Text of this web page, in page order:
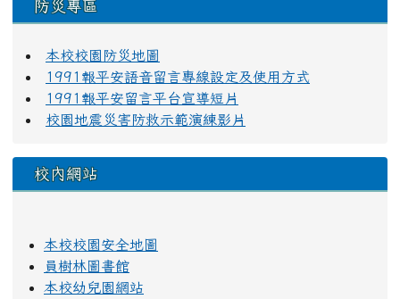
防災專區
本校校園防災地圖
1991報平安語音留言專線設定及使用方式
1991報平安留言平台宣導短片
校園地震災害防救示範演練影片
校內網站
本校校園安全地圖
員樹林圖書館
本校幼兒園網站